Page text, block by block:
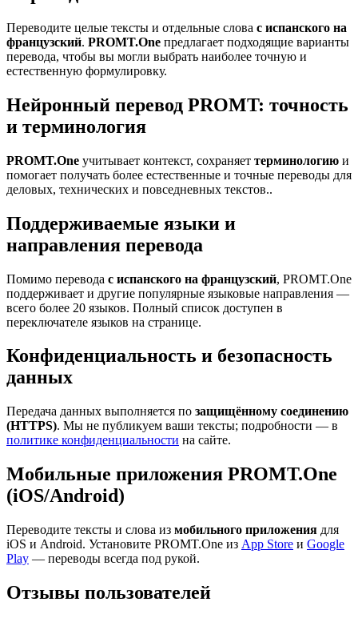
Переводите целые тексты и отдельные слова с испанского на
французский. PROMT.One предлагает подходящие варианты
перевода, чтобы вы могли выбрать наиболее точную и
естественную формулировку.
Нейронный перевод PROMT: точность
и терминология
PROMT.One учитывает контекст, сохраняет терминологию и
помогает получать более естественные и точные переводы для
деловых, технических и повседневных текстов..
Поддерживаемые языки и
направления перевода
Помимо перевода с испанского на французский, PROMT.One
поддерживает и другие популярные языковые направления —
всего более 20 языков. Полный список доступен в
переключателе языков на странице.
Конфиденциальность и безопасность
данных
Передача данных выполняется по защищённому соединению
(HTTPS). Мы не публикуем ваши тексты; подробности — в
политике конфиденциальности на сайте.
Мобильные приложения PROMT.One
(iOS/Android)
Переводите тексты и слова из мобильного приложения для
iOS и Android. Установите PROMT.One из App Store и Google
Play — переводы всегда под рукой.
Отзывы пользователей